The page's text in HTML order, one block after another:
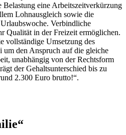
Belastung eine Arbeitszeitverkürzung
Lohnausgleich sowie die
Verbindliche
Qualität in der Freizeit ermöglichen.
vollständige Umsetzung des
um den Anspruch auf die gleiche
unabhängig von der Rechtsform
der Gehaltsunterschied bis zu
2.300 Euro brutto!“.